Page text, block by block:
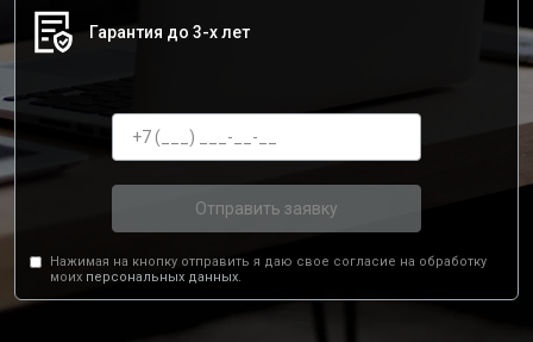
Гарантия до 3-х лет
Отправить заявку
Нажимая на кнопку отправить я даю свое согласие на обработку
моих персональных данных.